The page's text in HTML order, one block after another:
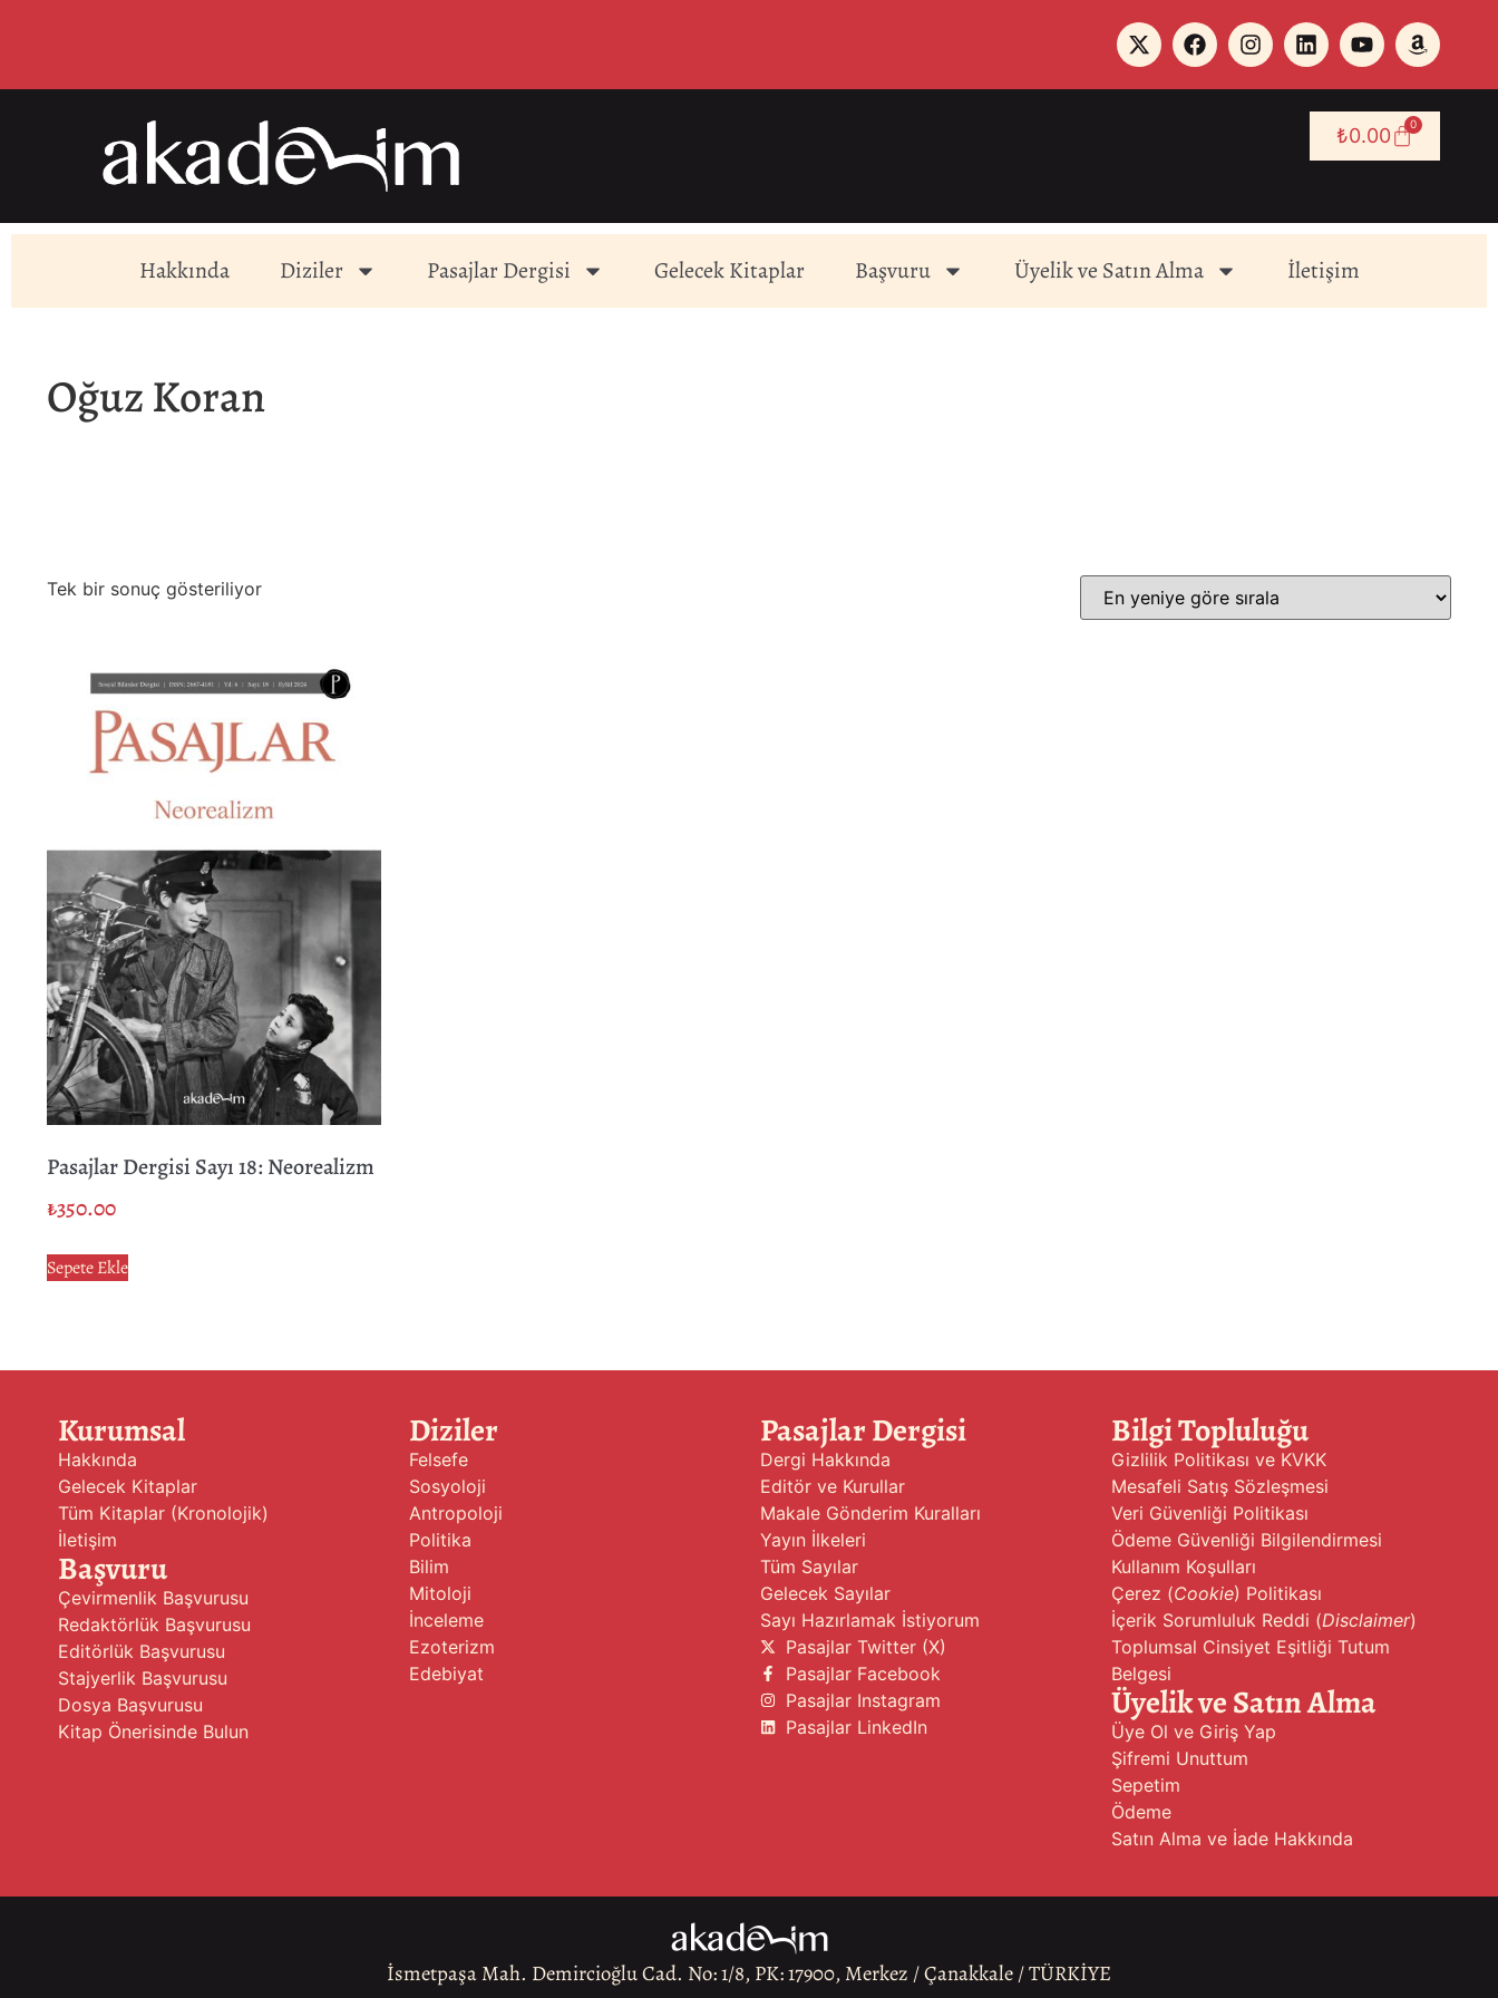
₺0.00 0
Hakkında Diziler Pasajlar Dergisi Gelecek Kitaplar Başvuru Üyelik ve Satın Alma İletişim
Oğuz Koran
Tek bir sonuç gösteriliyor
Pasajlar Dergisi Sayı 18: Neorealizm
₺350.00
Sepete Ekle
Kurumsal
Hakkında
Gelecek Kitaplar
Tüm Kitaplar (Kronolojik)
İletişim
Başvuru
Çevirmenlik Başvurusu
Redaktörlük Başvurusu
Editörlük Başvurusu
Stajyerlik Başvurusu
Dosya Başvurusu
Kitap Önerisinde Bulun
Diziler
Felsefe
Sosyoloji
Antropoloji
Politika
Bilim
Mitoloji
İnceleme
Ezoterizm
Edebiyat
Pasajlar Dergisi
Dergi Hakkında
Editör ve Kurullar
Makale Gönderim Kuralları
Yayın İlkeleri
Tüm Sayılar
Gelecek Sayılar
Sayı Hazırlamak İstiyorum
Pasajlar Twitter (X)
Pasajlar Facebook
Pasajlar Instagram
Pasajlar LinkedIn
Bilgi Topluluğu
Gizlilik Politikası ve KVKK
Mesafeli Satış Sözleşmesi
Veri Güvenliği Politikası
Ödeme Güvenliği Bilgilendirmesi
Kullanım Koşulları
Çerez (Cookie) Politikası
İçerik Sorumluluk Reddi (Disclaimer)
Toplumsal Cinsiyet Eşitliği Tutum
Belgesi
Üyelik ve Satın Alma
Üye Ol ve Giriş Yap
Şifremi Unuttum
Sepetim
Ödeme
Satın Alma ve İade Hakkında
İsmetpaşa Mah. Demircioğlu Cad. No: 1/8, PK: 17900, Merkez / Çanakkale / TÜRKİYE